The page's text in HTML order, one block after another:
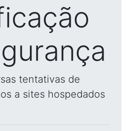
tentativas de
a sites hospedados